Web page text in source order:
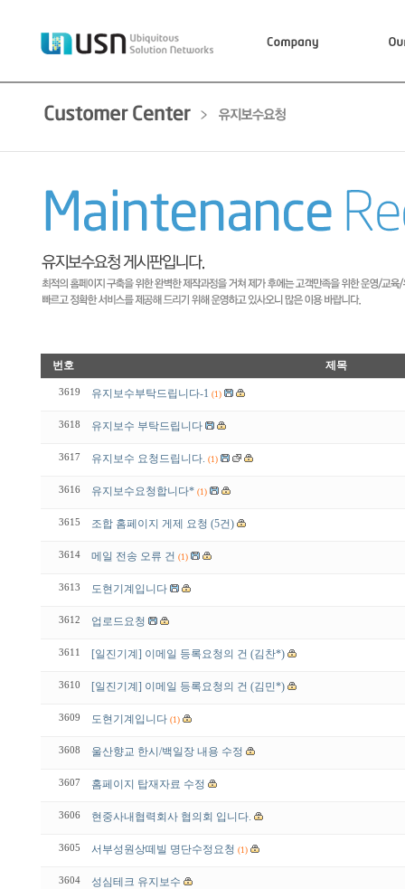
번호 제목
3619 유지보수부탁드립니다-1 (1)
3618 유지보수 부탁드립니다
3617 유지보수 요청드립니다. (1)
3616 유지보수요청합니다* (1)
3615 조합 홈페이지 게제 요청 (5건)
3614 메일 전송 오류 건 (1)
3613 도현기계입니다
3612 업로드요청
3611 [일진기계] 이메일 등록요청의 건 (김찬*)
3610 [일진기계] 이메일 등록요청의 건 (김민*)
3609 도현기계입니다 (1)
3608 울산향교 한시/백일장 내용 수정
3607 홈페이지 탑재자료 수정
3606 현중사내협력회사 협의회 입니다.
3605 서부성원상떼빌 명단수정요청 (1)
3604 성심테크 유지보수